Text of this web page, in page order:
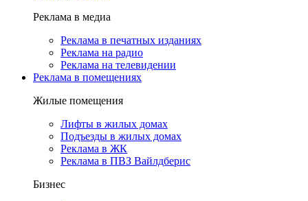
Реклама в медиа
Реклама в печатных изданиях
Реклама на радио
Реклама на телевидении
Реклама в помещениях
Жилые помещения
Лифты в жилых домах
Подъезды в жилых домах
Реклама в ЖК
Реклама в ПВЗ Вайлдберис
Бизнес